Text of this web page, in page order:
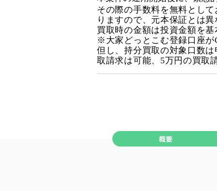
その際の手数料を無料とし
りますので、元本保証とは
買取時の金額は投資金額を
※大家どっとこむ登録口座が
但し、持分買取の対象口数
取請求は可能、5万円の買取
概要